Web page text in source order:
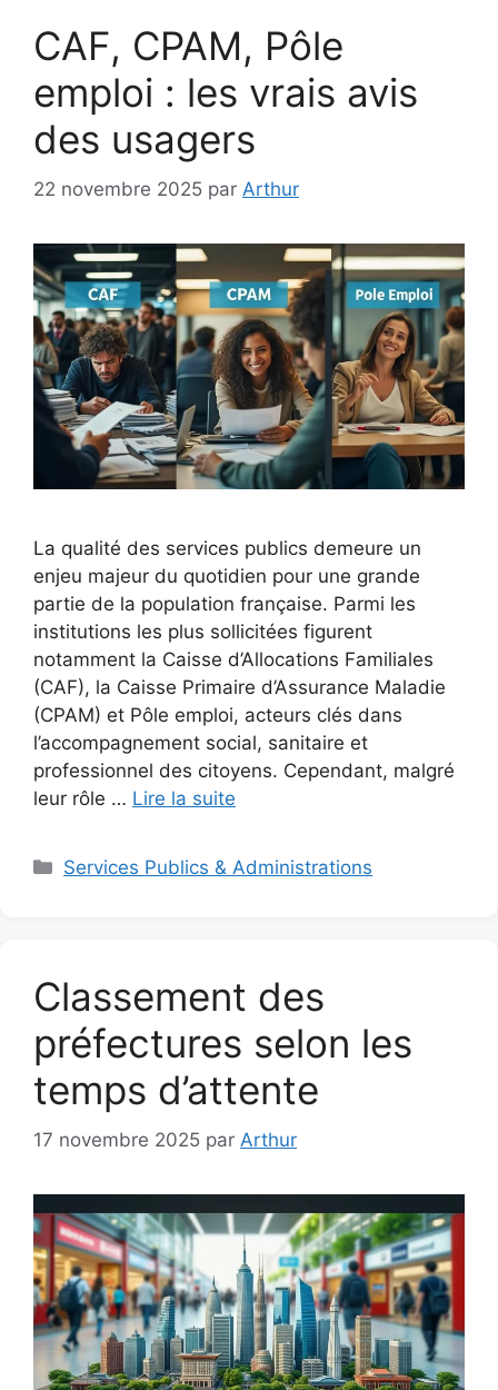
CAF, CPAM, Pôle
emploi : les vrais avis
des usagers
22 novembre 2025 par Arthur
La qualité des services publics demeure un
enjeu majeur du quotidien pour une grande
partie de la population française. Parmi les
institutions les plus sollicitées figurent
notamment la Caisse d’Allocations Familiales
(CAF), la Caisse Primaire d’Assurance Maladie
(CPAM) et Pôle emploi, acteurs clés dans
l’accompagnement social, sanitaire et
professionnel des citoyens. Cependant, malgré
leur rôle … Lire la suite
Catégories
Services Publics & Administrations
Classement des
préfectures selon les
temps d’attente
17 novembre 2025 par Arthur